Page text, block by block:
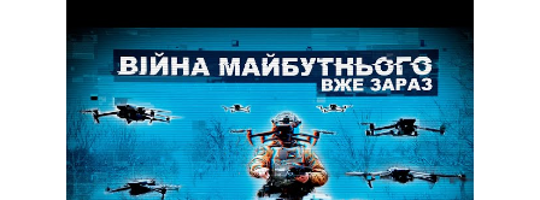
ВСЕ ОБЕЩАНИЯ
АРХИВНЫЕ ОБЕЩАНИЯ